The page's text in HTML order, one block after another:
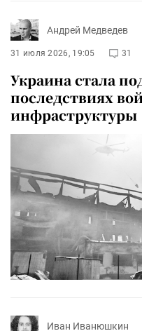
Андрей Медведев
31 июля 2026, 19:05 31
Украина стала
последствиях
инфраструктуры
Иван Иванюшкин